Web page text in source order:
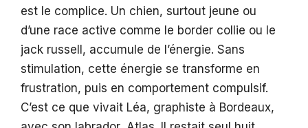
est le complice. Un chien, surtout jeune ou
d’une race active comme le border collie ou le
jack russell, accumule de l’énergie. Sans
stimulation, cette énergie se transforme en
frustration, puis en comportement compulsif.
C’est ce que vivait Léa, graphiste à Bordeaux,